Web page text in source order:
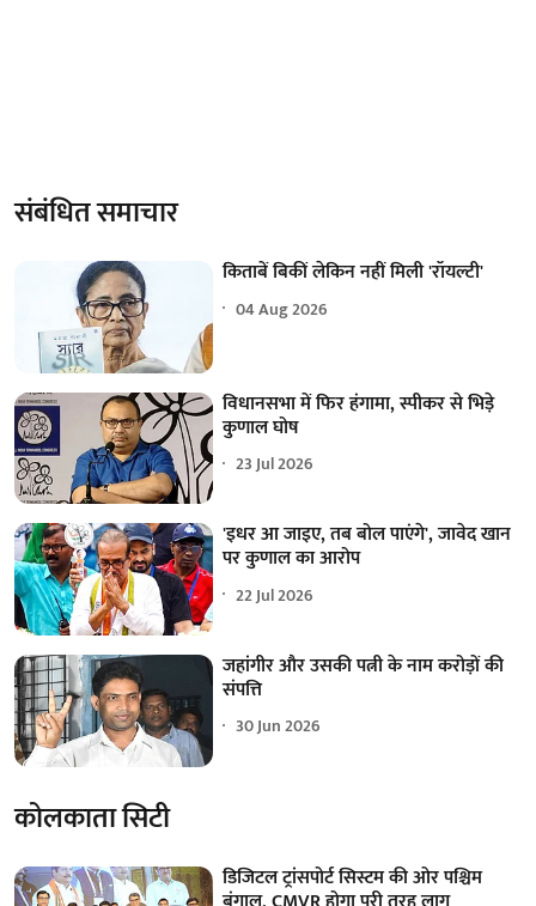
संबंधित समाचार
किताबें बिकीं लेकिन नहीं मिली 'रॉयल्टी'
04 Aug 2026
विधानसभा में फिर हंगामा, स्पीकर से भिड़े
कुणाल घोष
23 Jul 2026
'इधर आ जाइए, तब बोल पाएंगे', जावेद खान
पर कुणाल का आरोप
22 Jul 2026
जहांगीर और उसकी पत्नी के नाम करोड़ों की
संपत्ति
30 Jun 2026
कोलकाता सिटी
डिजिटल ट्रांसपोर्ट सिस्टम की ओर पश्चिम